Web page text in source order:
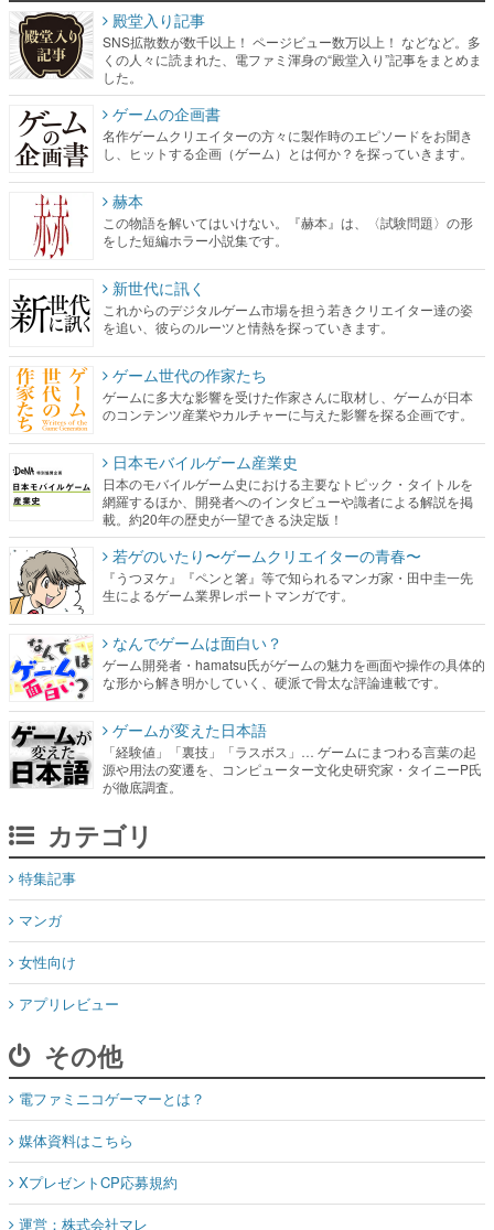
殿堂入り記事
SNS拡散数が数千以上！ ページビュー数万以上！ などなど。多
くの人々に読まれた、電ファミ渾身の“殿堂入り”記事をまとめま
した。
ゲームの企画書
名作ゲームクリエイターの方々に製作時のエピソードをお聞き
し、ヒットする企画（ゲーム）とは何か？を探っていきます。
赫本
この物語を解いてはいけない。『赫本』は、〈試験問題〉の形
をした短編ホラー小説集です。
新世代に訊く
これからのデジタルゲーム市場を担う若きクリエイター達の姿
を追い、彼らのルーツと情熱を探っていきます。
ゲーム世代の作家たち
ゲームに多大な影響を受けた作家さんに取材し、ゲームが日本
のコンテンツ産業やカルチャーに与えた影響を探る企画です。
日本モバイルゲーム産業史
日本のモバイルゲーム史における主要なトピック・タイトルを
網羅するほか、開発者へのインタビューや識者による解説を掲
載。約20年の歴史が一望できる決定版！
若ゲのいたり〜ゲームクリエイターの青春〜
『うつヌケ』『ペンと箸』等で知られるマンガ家・田中圭一先
生によるゲーム業界レポートマンガです。
なんでゲームは面白い？
ゲーム開発者・hamatsu氏がゲームの魅力を画面や操作の具体的
な形から解き明かしていく、硬派で骨太な評論連載です。
ゲームが変えた日本語
「経験値」「裏技」「ラスボス」… ゲームにまつわる言葉の起
源や用法の変遷を、コンピューター文化史研究家・タイニーP氏
が徹底調査。
カテゴリ
特集記事
マンガ
女性向け
アプリレビュー
その他
電ファミニコゲーマーとは？
媒体資料はこちら
XプレゼントCP応募規約
運営：株式会社マレ